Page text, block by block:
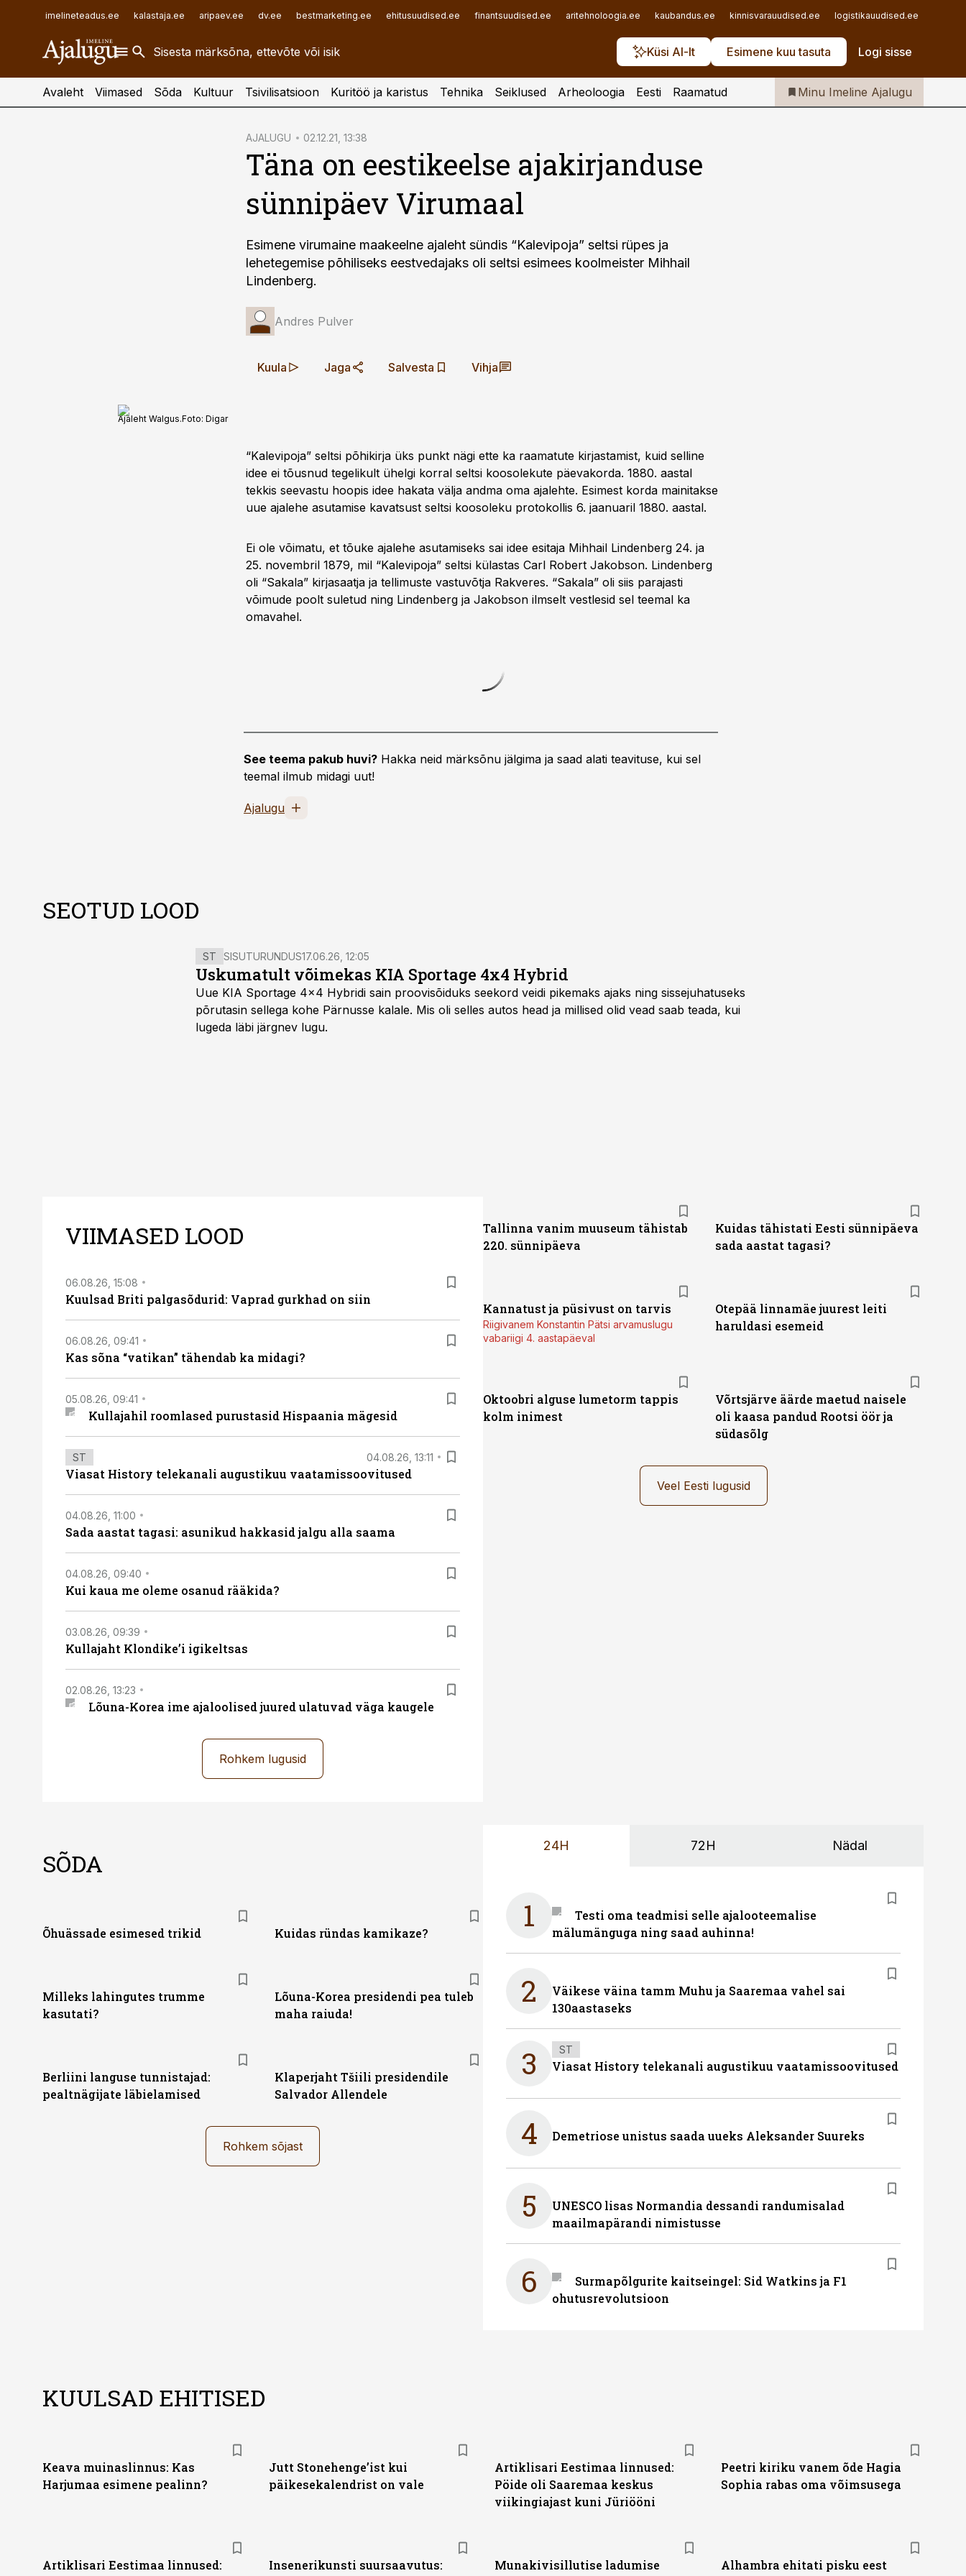
imelineteadus.ee kalastaja.ee aripaev.ee dv.ee bestmarketing.ee ehitusuudised.ee finantsuudised.ee aritehnoloogia.ee kaubandus.ee kinnisvarauudised.ee logistikauudised.ee
Küsi AI-lt Esimene kuu tasuta Logi sisse
finantsuudised.ee
aritehnoloogia.ee
toostusuudised.ee
Iseteenindus
Telli Imeline Ajalugu
Avaleht Viimased Sõda Kultuur Tsivilisatsioon Kuritöö ja karistus Tehnika Seiklused Arheoloogia Eesti Raamatud Minu Imeline Ajalugu
AJALUGU 02.12.21, 13:38
Täna on eestikeelse ajakirjanduse
sünnipäev Virumaal
Esimene virumaine maakeelne ajaleht sündis “Kalevipoja” seltsi rüpes ja
lehetegemise põhiliseks eestvedajaks oli seltsi esimees koolmeister Mihhail
Lindenberg.
Andres Pulver
Kuula Jaga Salvesta Vihja
Ajaleht Walgus.Foto: Digar
“Kalevipoja” seltsi põhikirja üks punkt nägi ette ka raamatute kirjastamist, kuid selline
idee ei tõusnud tegelikult ühelgi korral seltsi koosolekute päevakorda. 1880. aastal
tekkis seevastu hoopis idee hakata välja andma oma ajalehte. Esimest korda mainitakse
uue ajalehe asutamise kavatsust seltsi koosoleku protokollis 6. jaanuaril 1880. aastal.
Ei ole võimatu, et tõuke ajalehe asutamiseks sai idee esitaja Mihhail Lindenberg 24. ja
25. novembril 1879, mil “Kalevipoja” seltsi külastas Carl Robert Jakobson. Lindenberg
oli “Sakala” kirjasaatja ja tellimuste vastuvõtja Rakveres. “Sakala” oli siis parajasti
võimude poolt suletud ning Lindenberg ja Jakobson ilmselt vestlesid sel teemal ka
omavahel.
See teema pakub huvi? Hakka neid märksõnu jälgima ja saad alati teavituse, kui sel
teemal ilmub midagi uut!
Ajalugu
SEOTUD LOOD
ST SISUTURUNDUS17.06.26, 12:05
Uskumatult võimekas KIA Sportage 4x4 Hybrid
Uue KIA Sportage 4x4 Hybridi sain proovisõiduks seekord veidi pikemaks ajaks ning sissejuhatuseks
põrutasin sellega kohe Pärnusse kalale. Mis oli selles autos head ja millised olid vead saab teada, kui
lugeda läbi järgnev lugu.
VIIMASED LOOD
06.08.26, 15:08
Kuulsad Briti palgasõdurid: Vaprad gurkhad on siin
06.08.26, 09:41
Kas sõna “vatikan” tähendab ka midagi?
05.08.26, 09:41
Kullajahil roomlased purustasid Hispaania mägesid
ST 04.08.26, 13:11
Viasat History telekanali augustikuu vaatamissoovitused
04.08.26, 11:00
Sada aastat tagasi: asunikud hakkasid jalgu alla saama
04.08.26, 09:40
Kui kaua me oleme osanud rääkida?
03.08.26, 09:39
Kullajaht Klondike’i igikeltsas
02.08.26, 13:23
Lõuna-Korea ime ajaloolised juured ulatuvad väga kaugele
Rohkem lugusid
Tallinna vanim muuseum tähistab
220. sünnipäeva
Kuidas tähistati Eesti sünnipäeva
sada aastat tagasi?
Kannatust ja püsivust on tarvis
Riigivanem Konstantin Pätsi arvamuslugu
vabariigi 4. aastapäeval
Otepää linnamäe juurest leiti
haruldasi esemeid
Oktoobri alguse lumetorm tappis
kolm inimest
Võrtsjärve äärde maetud naisele
oli kaasa pandud Rootsi öör ja
südasõlg
Veel Eesti lugusid
SÕDA
Õhuässade esimesed trikid Kuidas ründas kamikaze?
Milleks lahingutes trumme
kasutati?
Lõuna-Korea presidendi pea tuleb
maha raiuda!
Berliini languse tunnistajad:
pealtnägijate läbielamised
Klaperjaht Tšiili presidendile
Salvador Allendele
Rohkem sõjast
24H 72H Nädal
1
Testi oma teadmisi selle ajalooteemalise
mälumänguga ning saad auhinna!
2
Väikese väina tamm Muhu ja Saaremaa vahel sai
130aastaseks
3 ST
Viasat History telekanali augustikuu vaatamissoovitused
4 Demetriose unistus saada uueks Aleksander Suureks
5
UNESCO lisas Normandia dessandi randumisalad
maailmapärandi nimistusse
6
Surmapõlgurite kaitseingel: Sid Watkins ja F1
ohutusrevolutsioon
KUULSAD EHITISED
Keava muinaslinnus: Kas
Harjumaa esimene pealinn?
Jutt Stonehenge’ist kui
päikesekalendrist on vale
Artiklisari Eestimaa linnused:
Pöide oli Saaremaa keskus
viikingiajast kuni Jüriööni
Peetri kiriku vanem õde Hagia
Sophia rabas oma võimsusega
Artiklisari Eestimaa linnused:
Insenerikunsti suursaavutus:
Munakivisillutise ladumise
Alhambra ehitati pisku eest